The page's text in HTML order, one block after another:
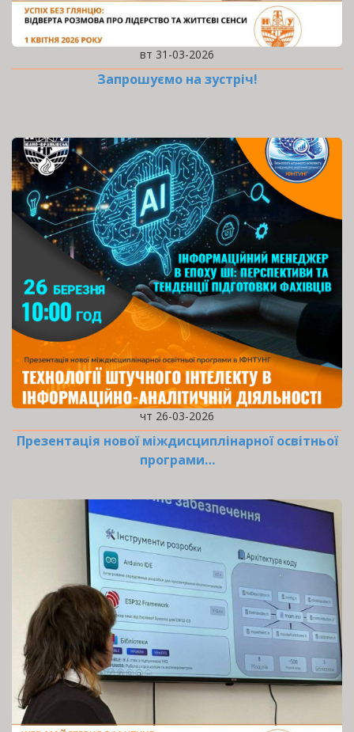
вт 31-03-2026
Запрошуємо на зустріч!
чт 26-03-2026
Презентація нової міждисциплінарної освітньої
програми…